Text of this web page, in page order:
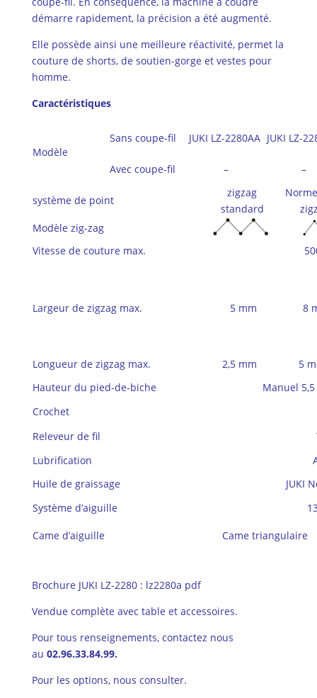
démarre rapidement, la précision a été augmenté.
Elle possède ainsi une meilleure réactivité, permet la
couture de shorts, de soutien-gorge et vestes pour
homme.
Caractéristiques
Modèle
Sans coupe-fil JUKI LZ-2280AA JUKI LZ-
Avec coupe-fil – –
système de point
zigzag
standard
Modèle zig-zag
Vitesse de couture max.
Largeur de zigzag max. 5 mm 8
Longueur de zigzag max. 2,5 mm
5
Hauteur du pied-de-biche
Manuel
Crochet
Releveur de fil
Lubrification
Huile de graissage
JUKI
Système d’aiguille
Came d’aiguille Came triangulaire
Brochure JUKI LZ-2280 : lz2280a pdf
Vendue complète avec table et accessoires.
Pour tous renseignements, contactez nous
au 02.96.33.84.99.
Pour les options, nous consulter.